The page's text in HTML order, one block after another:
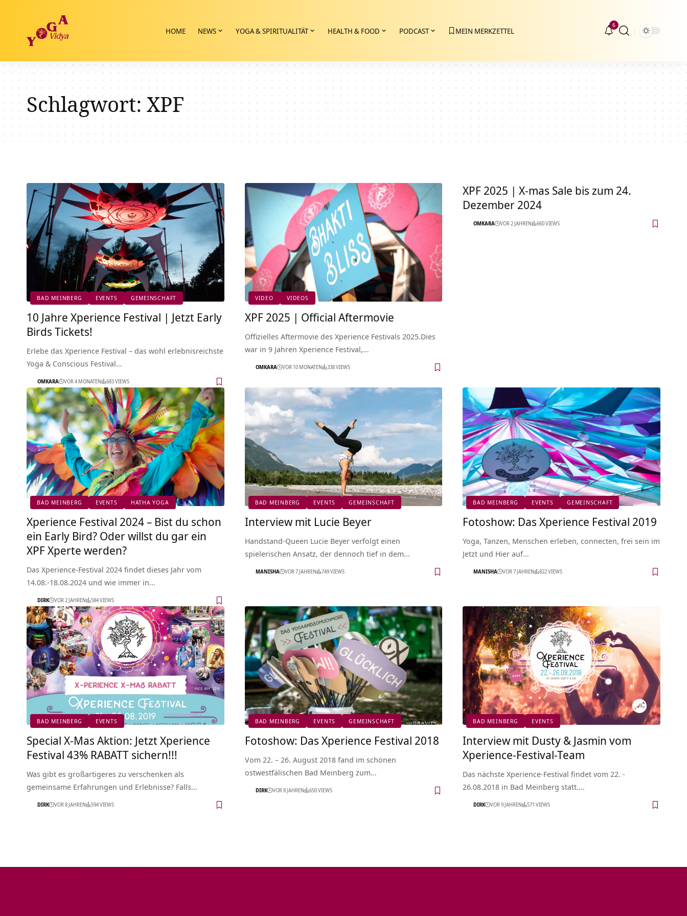
HOME NEWS YOGA & SPIRITUALITÄT HEALTH & FOOD PODCAST MEIN MERKZETTEL
6
Schlagwort:XPF
BAD MEINBERG EVENTS GEMEINSCHAFT
10 Jahre Xperience Festival | Jetzt Early
Birds Tickets!
Erlebe das Xperience Festival – das wohl erlebnisreichste
Yoga & Conscious Festival…
OMKARA VOR 4 MONATEN 683 VIEWS
VIDEO VIDEOS
XPF 2025 | Official Aftermovie
Offizielles Aftermovie des Xperience Festivals 2025.Dies
war in 9 Jahren Xperience Festival,…
OMKARA VOR 10 MONATEN 338 VIEWS
XPF 2025 | X-mas Sale bis zum 24.
Dezember 2024
OMKARA VOR 2 JAHREN 660 VIEWS
BAD MEINBERG EVENTS HATHA YOGA
Xperience Festival 2024 – Bist du schon
ein Early Bird? Oder willst du gar ein
XPF Xperte werden?
Das Xperience-Festival 2024 findet dieses Jahr vom
14.08.-18.08.2024 und wie immer in…
DIRK VOR 2 JAHREN 584 VIEWS
BAD MEINBERG EVENTS GEMEINSCHAFT
Interview mit Lucie Beyer
Handstand-Queen Lucie Beyer verfolgt einen
spielerischen Ansatz, der dennoch tief in dem…
MANISHA VOR 7 JAHREN 749 VIEWS
BAD MEINBERG EVENTS GEMEINSCHAFT
Fotoshow: Das Xperience Festival 2019
Yoga, Tanzen, Menschen erleben, connecten, frei sein im
Jetzt und Hier auf…
MANISHA VOR 7 JAHREN 822 VIEWS
BAD MEINBERG EVENTS
Special X-Mas Aktion: Jetzt Xperience
Festival 43% RABATT sichern!!!
Was gibt es großartigeres zu verschenken als
gemeinsame Erfahrungen und Erlebnisse? Falls…
DIRK VOR 8 JAHREN 594 VIEWS
BAD MEINBERG EVENTS GEMEINSCHAFT
Fotoshow: Das Xperience Festival 2018
Vom 22. – 26. August 2018 fand im schönen
ostwestfälischen Bad Meinberg zum…
DIRK VOR 8 JAHREN 650 VIEWS
BAD MEINBERG EVENTS
Interview mit Dusty & Jasmin vom
Xperience-Festival-Team
Das nächste Xperience-Festival findet vom 22. -
26.08.2018 in Bad Meinberg statt.…
DIRK VOR 9 JAHREN 571 VIEWS